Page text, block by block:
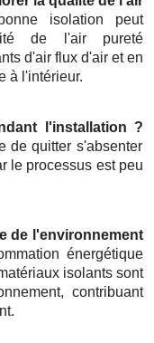
isolation peut
de l'air pureté
d'air flux d'air et en
à l'intérieur.
l'installation ?
de quitter s'absenter
le processus est peu
de l'environnement
énergétique
isolants sont
contribuant